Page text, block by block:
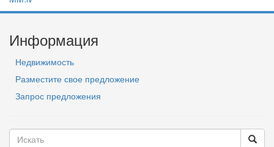
Информация
Недвижимость
Разместите свое предложение
Запрос предложения